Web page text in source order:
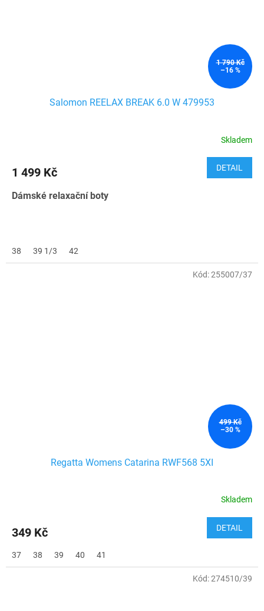
1 790 Kč
–16 %
Salomon REELAX BREAK 6.0 W 479953
Skladem
1 499 Kč DETAIL
Dámské relaxační boty
38 39 1/3 42
499 Kč
–30 %
Regatta Womens Catarina RWF568 5XI
Skladem
349 Kč DETAIL
37 38 39 40 41
Kód:255007/37
Kód:274510/39